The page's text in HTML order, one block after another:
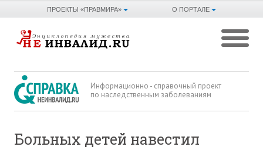
О ПОРТАЛЕ
ПРОЕКТЫ «ПРАВМИРА»
Информационно - справочный проект
по наследственным заболеваниям
Больных детей навестил